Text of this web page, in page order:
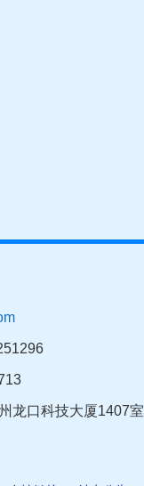
龙口科技大厦1407室